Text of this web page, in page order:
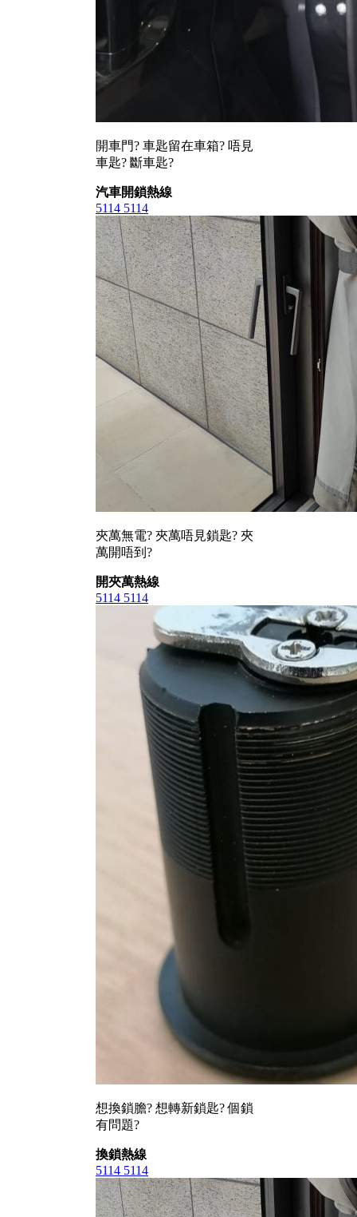
開車門? 車匙留在車箱? 唔見
車匙? 斷車匙?
汽車開鎖熱線
5114 5114
夾萬無電? 夾萬唔見鎖匙? 夾
萬開唔到?
開夾萬熱線
5114 5114
想換鎖膽? 想轉新鎖匙? 個鎖
有問題?
換鎖熱線
5114 5114